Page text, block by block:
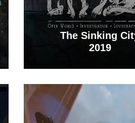
The Sinking
2019